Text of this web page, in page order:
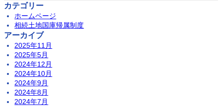
カテゴリー
ホームページ
相続土地国庫帰属制度
アーカイブ
2025年11月
2025年5月
2024年12月
2024年10月
2024年9月
2024年8月
2024年7月